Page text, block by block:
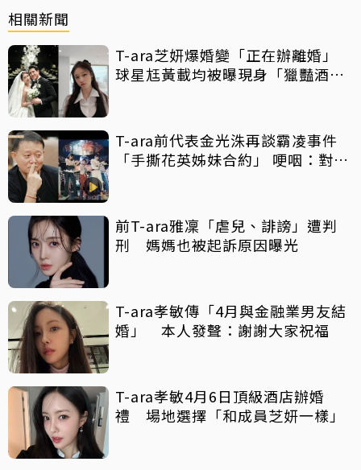
相關新聞
T-ara芝妍爆婚變「正在辦離婚」
球星尪黃載均被曝現身「獵豔酒
T-ara前代表金光洙再談霸凌事件
「手撕花英姊妹合約」 哽咽：對不
前T-ara雅凜「虐兒、誹謗」遭判
刑 媽媽也被起訴原因曝光
T-ara孝敏傳「4月與金融業男友結
婚」 本人發聲：謝謝大家祝福
T-ara孝敏4月6日頂級酒店辦婚
禮 場地選擇「和成員芝妍一樣」